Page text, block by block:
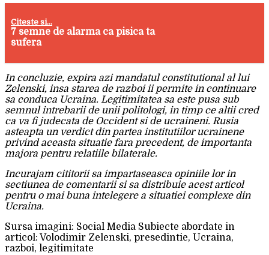
Citeste si...
7 semne de alarma ca pisica ta
sufera
In concluzie, expira azi mandatul constitutional al lui
Zelenski, insa starea de razboi ii permite in continuare
sa conduca Ucraina. Legitimitatea sa este pusa sub
semnul intrebarii de unii politologi, in timp ce altii cred
ca va fi judecata de Occident si de ucraineni. Rusia
asteapta un verdict din partea institutiilor ucrainene
privind aceasta situatie fara precedent, de importanta
majora pentru relatiile bilaterale.
Incurajam cititorii sa impartaseasca opiniile lor in
sectiunea de comentarii si sa distribuie acest articol
pentru o mai buna intelegere a situatiei complexe din
Ucraina.
Sursa imagini: Social Media Subiecte abordate in
articol: Volodimir Zelenski, presedintie, Ucraina,
razboi, legitimitate